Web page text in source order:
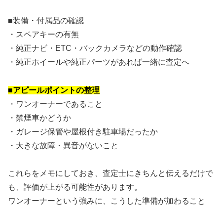
■装備・付属品の確認
・スペアキーの有無
・純正ナビ・ETC・バックカメラなどの動作確認
・純正ホイールや純正パーツがあれば一緒に査定へ
■アピールポイントの整理
・ワンオーナーであること
・禁煙車かどうか
・ガレージ保管や屋根付き駐車場だったか
・大きな故障・異音がないこと
これらをメモにしておき、査定士にきちんと伝えるだけで
も、評価が上がる可能性があります。
ワンオーナーという強みに、こうした準備が加わること